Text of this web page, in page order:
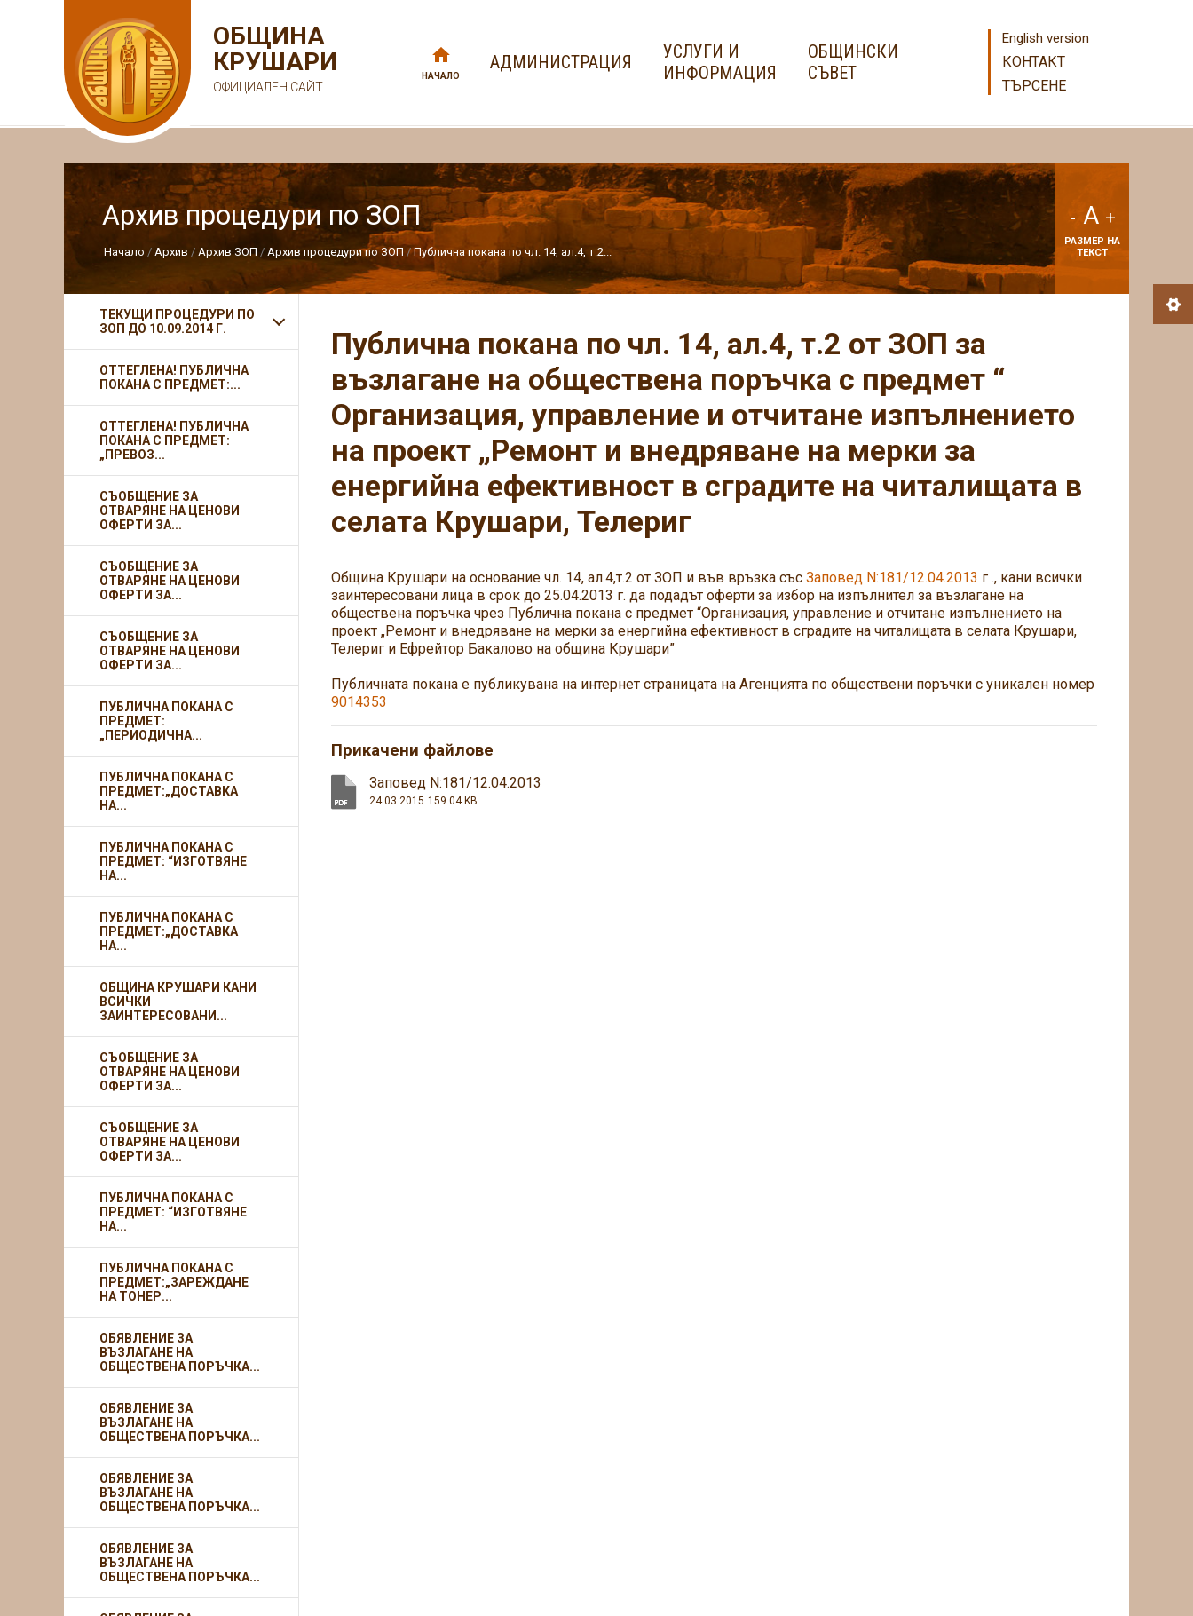
ОБЩИНА
КРУШАРИ
ОФИЦИАЛЕН САЙТ
НАЧАЛО
АДМИНИСТРАЦИЯ
УСЛУГИ И
ИНФОРМАЦИЯ
ОБЩИНСКИ
СЪВЕТ
English version
КОНТАКТ
ТЪРСЕНЕ
Архив процедури по ЗОП
Начало Архив Архив ЗОП Архив процедури по ЗОП Публична покана по чл. 14, ал.4, т.2...
- A +
РАЗМЕР НА
ТЕКСТ
Публична покана по чл. 14, ал.4, т.2 от ЗОП за
възлагане на обществена поръчка с предмет “
Организация, управление и отчитане изпълнението
на проект „Ремонт и внедряване на мерки за
енергийна ефективност в сградите на читалищата в
селата Крушари, Телериг
Община Крушари на основание чл. 14, ал.4,т.2 от ЗОП и във връзка със Заповед N:181/12.04.2013 г ., кани всички
заинтересовани лица в срок до 25.04.2013 г. да подадът оферти за избор на изпълнител за възлагане на
обществена поръчка чрез Публична покана с предмет “Организация, управление и отчитане изпълнението на
проект „Ремонт и внедряване на мерки за енергийна ефективност в сградите на читалищата в селата Крушари,
Телериг и Ефрейтор Бакалово на община Крушари”
Публичната покана е публикувана на интернет страницата на Агенцията по обществени поръчки с уникален номер
9014353
Прикачени файлове
Заповед N:181/12.04.2013
24.03.2015 159.04 KB
ТЕКУЩИ ПРОЦЕДУРИ ПО
ЗОП ДО 10.09.2014 Г.
ОТТЕГЛЕНА! ПУБЛИЧНА
ПОКАНА С ПРЕДМЕТ:...
ОТТЕГЛЕНА! ПУБЛИЧНА
ПОКАНА С ПРЕДМЕТ:
„ПРЕВОЗ...
СЪОБЩЕНИЕ ЗА
ОТВАРЯНЕ НА ЦЕНОВИ
ОФЕРТИ ЗА...
СЪОБЩЕНИЕ ЗА
ОТВАРЯНЕ НА ЦЕНОВИ
ОФЕРТИ ЗА...
СЪОБЩЕНИЕ ЗА
ОТВАРЯНЕ НА ЦЕНОВИ
ОФЕРТИ ЗА...
ПУБЛИЧНА ПОКАНА С
ПРЕДМЕТ:
„ПЕРИОДИЧНА...
ПУБЛИЧНА ПОКАНА С
ПРЕДМЕТ:„ДОСТАВКА
НА...
ПУБЛИЧНА ПОКАНА С
ПРЕДМЕТ: “ИЗГОТВЯНЕ
НА...
ПУБЛИЧНА ПОКАНА С
ПРЕДМЕТ:„ДОСТАВКА
НА...
ОБЩИНА КРУШАРИ КАНИ
ВСИЧКИ
ЗАИНТЕРЕСОВАНИ...
СЪОБЩЕНИЕ ЗА
ОТВАРЯНЕ НА ЦЕНОВИ
ОФЕРТИ ЗА...
СЪОБЩЕНИЕ ЗА
ОТВАРЯНЕ НА ЦЕНОВИ
ОФЕРТИ ЗА...
ПУБЛИЧНА ПОКАНА С
ПРЕДМЕТ: “ИЗГОТВЯНЕ
НА...
ПУБЛИЧНА ПОКАНА С
ПРЕДМЕТ:„ЗАРЕЖДАНЕ
НА ТОНЕР...
ОБЯВЛЕНИЕ ЗА
ВЪЗЛАГАНЕ НА
ОБЩЕСТВЕНА ПОРЪЧКА...
ОБЯВЛЕНИЕ ЗА
ВЪЗЛАГАНЕ НА
ОБЩЕСТВЕНА ПОРЪЧКА...
ОБЯВЛЕНИЕ ЗА
ВЪЗЛАГАНЕ НА
ОБЩЕСТВЕНА ПОРЪЧКА...
ОБЯВЛЕНИЕ ЗА
ВЪЗЛАГАНЕ НА
ОБЩЕСТВЕНА ПОРЪЧКА...